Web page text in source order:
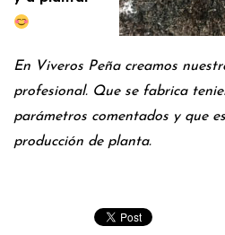
En Viveros Peña creamos
profesional. Que se fabrica
parámetros comentados y que
producción de planta.